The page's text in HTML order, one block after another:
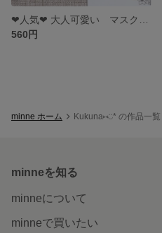
560円
minne ホーム Kukuna⑅◡̈* の作品一覧
minneを知る
minneについて
minneで買いたい